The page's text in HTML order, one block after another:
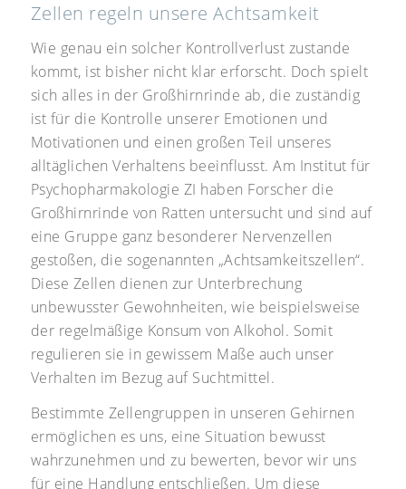
Zellen regeln unsere Achtsamkeit
Wie genau ein solcher Kontrollverlust zustande
kommt, ist bisher nicht klar erforscht. Doch spielt
sich alles in der Großhirnrinde ab, die zuständig
ist für die Kontrolle unserer Emotionen und
Motivationen und einen großen Teil unseres
alltäglichen Verhaltens beeinflusst. Am Institut für
Psychopharmakologie ZI haben Forscher die
Großhirnrinde von Ratten untersucht und sind auf
eine Gruppe ganz besonderer Nervenzellen
gestoßen, die sogenannten „Achtsamkeitszellen“.
Diese Zellen dienen zur Unterbrechung
unbewusster Gewohnheiten, wie beispielsweise
der regelmäßige Konsum von Alkohol. Somit
regulieren sie in gewissem Maße auch unser
Verhalten im Bezug auf Suchtmittel.
Bestimmte Zellengruppen in unseren Gehirnen
ermöglichen es uns, eine Situation bewusst
wahrzunehmen und zu bewerten, bevor wir uns
für eine Handlung entschließen. Um diese